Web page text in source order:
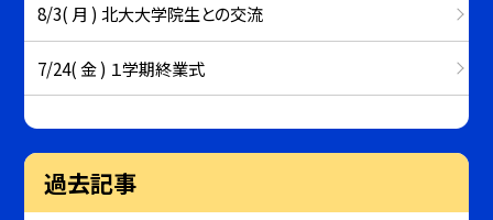
8/3( 月 ) 北大大学院生との交流
7/24( 金 ) １学期終業式
過去記事